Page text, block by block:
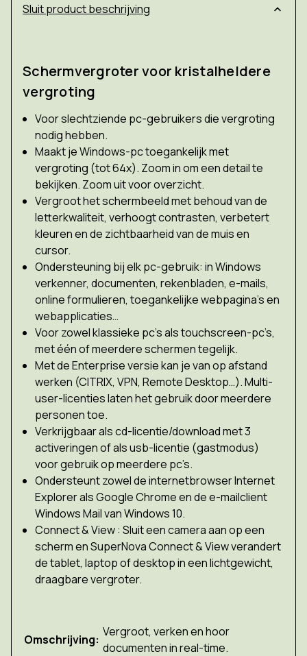
product beschrijving
Schermvergroter voor kristalheldere
vergroting
Voor slechtziende pc-gebruikers die vergroting
nodig hebben.
Maakt je Windows-pc toegankelijk met
vergroting (tot 64x). Zoom in om een detail te
bekijken. Zoom uit voor overzicht.
Vergroot het schermbeeld met behoud van de
letterkwaliteit, verhoogt contrasten, verbetert
kleuren en de zichtbaarheid van de muis en
cursor.
Ondersteuning bij elk pc-gebruik: in Windows
verkenner, documenten, rekenbladen, e-mails,
online formulieren, toegankelijke webpagina’s en
webapplicaties…
Voor zowel klassieke pc’s als touchscreen-pc’s,
met één of meerdere schermen tegelijk.
Met de Enterprise versie kan je van op afstand
werken (CITRIX, VPN, Remote Desktop…). Multi-
user-licenties laten het gebruik door meerdere
personen toe.
Verkrijgbaar als cd-licentie/download met 3
activeringen of als usb-licentie (gastmodus)
voor gebruik op meerdere pc’s.
Ondersteunt zowel de internetbrowser Internet
Explorer als Google Chrome en de e-mailclient
Windows Mail van Windows 10.
Connect & View : Sluit een camera aan op een
scherm en SuperNova Connect & View verandert
de tablet, laptop of desktop in een lichtgewicht,
draagbare vergroter.
Omschrijving:
Vergroot, verken en hoor
documenten in real-time.